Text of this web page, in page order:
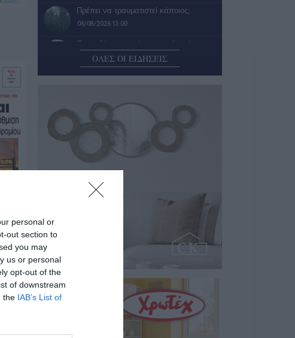
personal or
out section to
you may
us or personal
opt-out of the
of downstream
the IAB’s List of
Πρέπει να τραυματιστεί κάποιος;
06/08/2026 13:00
Παρεμβάσεις και έργα σε πληγείσες
περιοχές της Μεσσηνίας
06/08/2026 12:01
06/08/2026 11:01
ΟΛΕΣ ΟΙ ΕΙΔΗΣΕΙΣ